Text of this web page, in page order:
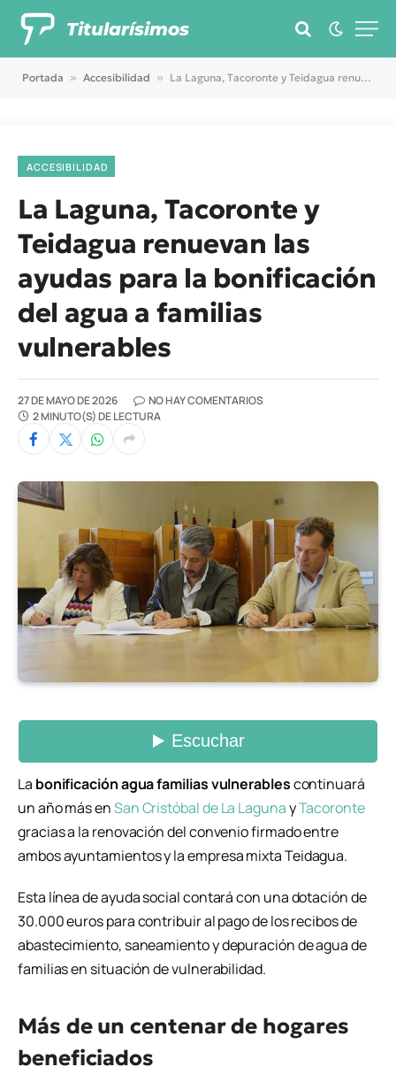
Titularísimos
Portada » Accesibilidad » La Laguna, Tacoronte y Teidagua renuevan las ayudas para la bonificación del agua a familias vulnerables
ACCESIBILIDAD
La Laguna, Tacoronte y
Teidagua renuevan las
ayudas para la bonificación
del agua a familias
vulnerables
27 DE MAYO DE 2026
NO HAY COMENTARIOS
2 MINUTO(S) DE LECTURA
La bonificación agua familias vulnerablescontinuará
un año más enSan Cristóbal de La LagunayTacoronte
gracias a la renovación del convenio firmado entre
ambos ayuntamientos y la empresa mixtaTeidagua.
Esta línea de ayuda social contará con una dotación de
30.000 euros para contribuir al pago de los recibos de
abastecimiento, saneamiento y depuración de agua de
familias en situación de vulnerabilidad.
Más de un centenar de hogares
beneficiados